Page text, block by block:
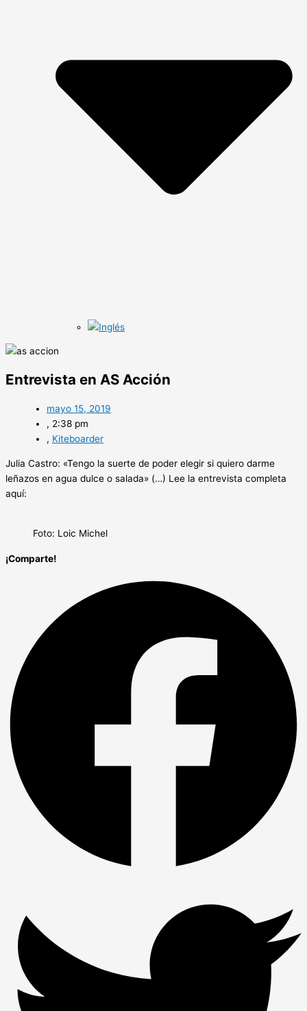
Entrevista en AS Acción
mayo 15, 2019
, 2:38 pm
, Kiteboarder
Julia Castro: «Tengo la suerte de poder elegir si quiero darme
leñazos en agua dulce o salada» (…) Lee la entrevista completa
aquí:
Foto: Loic Michel
¡Comparte!